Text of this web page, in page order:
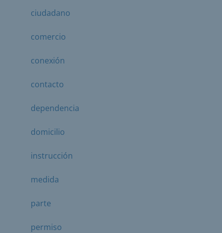
ciudadano
comercio
conexión
contacto
dependencia
domicilio
instrucción
medida
parte
permiso